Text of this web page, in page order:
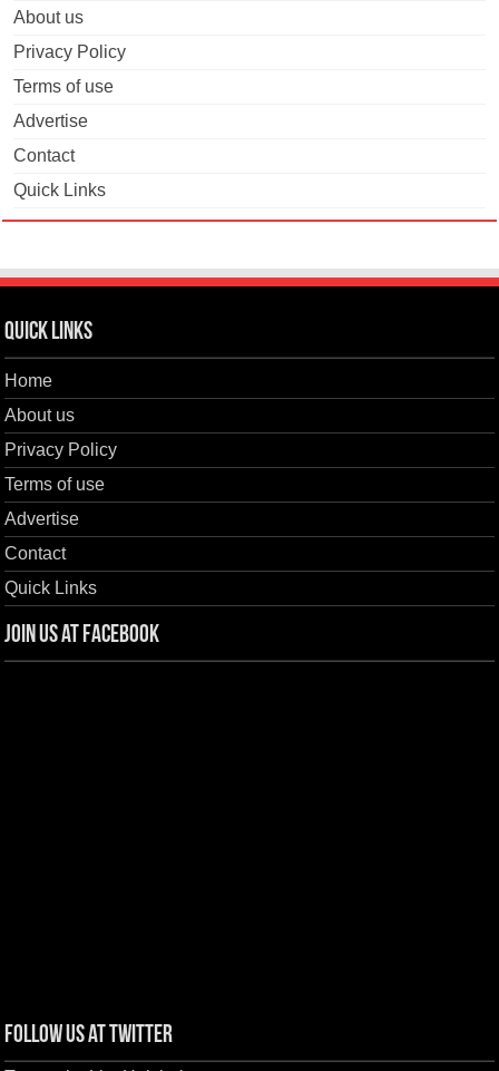
About us
Privacy Policy
Terms of use
Advertise
Contact
Quick Links
Quick Links
Home
About us
Privacy Policy
Terms of use
Advertise
Contact
Quick Links
Join us at Facebook
Follow us at Twitter